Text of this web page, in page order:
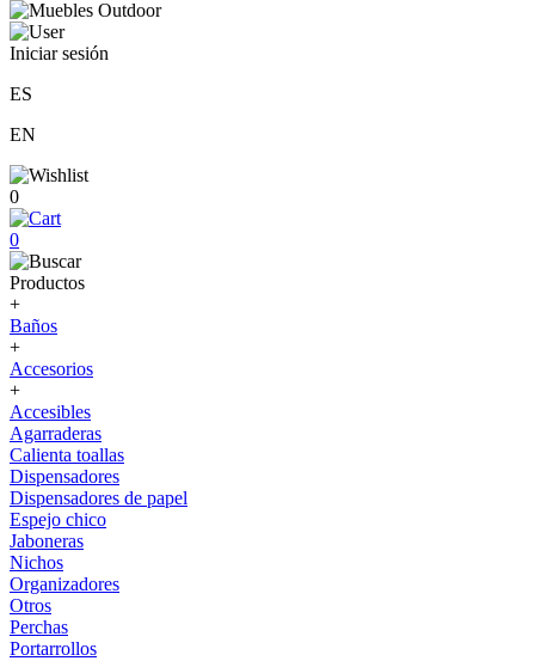
Iniciar sesión
ES
EN
0
0
Productos
+
Baños
+
Accesorios
+
Accesibles
Agarraderas
Calienta toallas
Dispensadores
Dispensadores de papel
Espejo chico
Jaboneras
Nichos
Organizadores
Otros
Perchas
Portarrollos